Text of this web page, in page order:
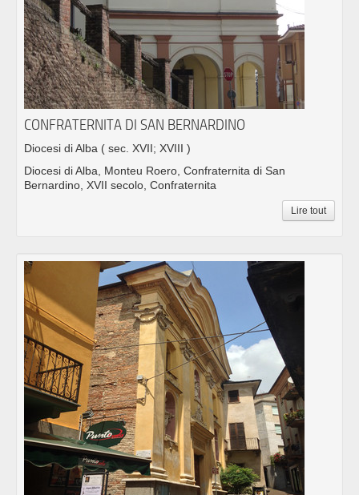
CONFRATERNITA DI SAN BERNARDINO
Diocesi di Alba ( sec. XVII; XVIII )
Diocesi di Alba, Monteu Roero, Confraternita di San
Bernardino, XVII secolo, Confraternita
Lire tout